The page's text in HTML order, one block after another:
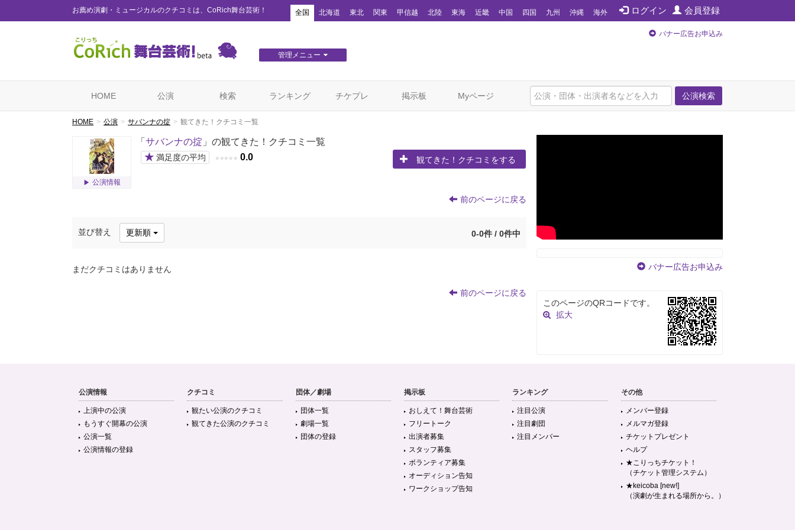
お薦め演劇・ミュージカルのクチコミは、CoRich舞台芸術！ ログイン 会員登録
全国 北海道 東北 関東 甲信越 北陸 東海 近畿 中国 四国 九州 沖縄 海外
管理メニュー
バナー広告お申込み
公演検索
HOME 公演 検索 ランキング チケプレ 掲示板 Myページ
HOME 公演 サバンナの掟 観てきた！クチコミ一覧
公演情報
「 サバンナの掟 」の観てきた！クチコミ一覧
★ 満足度の平均 ★ ★ ★ ★ ★ 0.0 観てきた！クチコミをする
前のページに戻る
並び替え 更新順 0-0件 / 0件中
まだクチコミはありません
前のページに戻る
バナー広告お申込み
このページのQRコードです。
拡大
公演情報
上演中の公演
もうすぐ開幕の公演
公演一覧
公演情報の登録
クチコミ
観たい公演のクチコミ
観てきた公演のクチコミ
団体／劇場
団体一覧
劇場一覧
団体の登録
掲示板
おしえて！舞台芸術
フリートーク
出演者募集
スタッフ募集
ボランティア募集
オーディション告知
ワークショップ告知
ランキング
注目公演
注目劇団
注目メンバー
その他
メンバー登録
メルマガ登録
チケットプレゼント
ヘルプ
★こりっちチケット！
（チケット管理システム）
★keicoba [new!]
（演劇が生まれる場所から。）